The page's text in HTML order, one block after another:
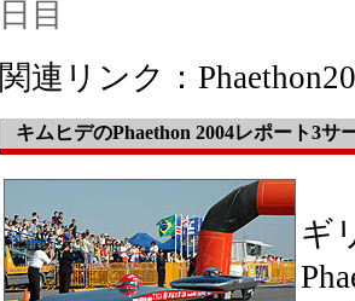
日目
関連リンク：
キムヒデのPhaethon 2004レポート3サ
ギ